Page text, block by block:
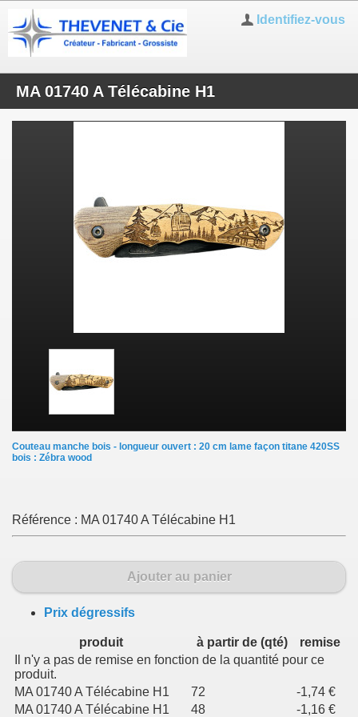
Identifiez-vous
MA 01740 A Télécabine H1
Couteau manche bois - longueur ouvert : 20 cm lame façon titane 420SS
bois : Zébra wood
Référence : MA 01740 A Télécabine H1
Ajouter au panier
Prix dégressifs
produit à partir de (qté)
remise
Il n'y a pas de remise en fonction de la quantité pour ce
produit.
MA 01740 A Télécabine H1
72
-1,74 €
MA 01740 A Télécabine H1
48 -1,16 €